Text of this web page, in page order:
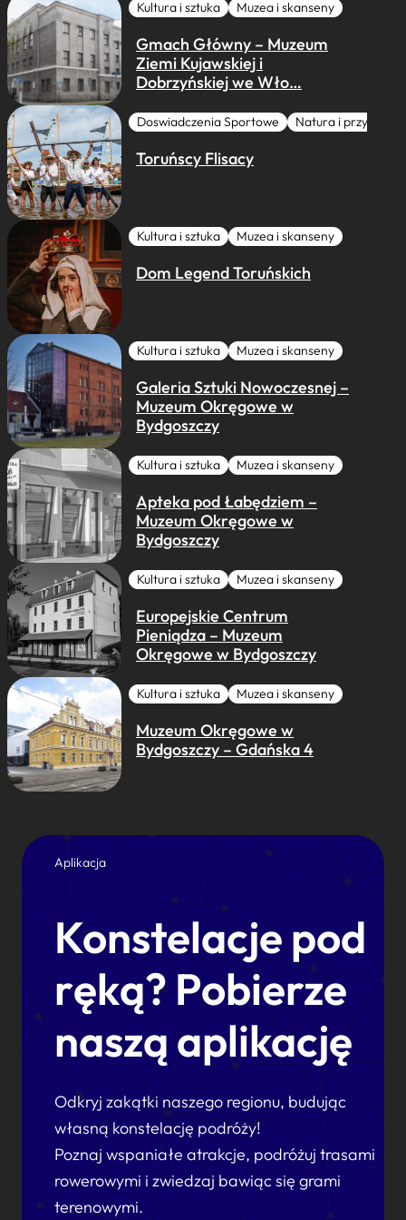
Kultura i sztuka Muzea i skanseny
Gmach Główny – Muzeum
Ziemi Kujawskiej i
Dobrzyńskiej we Wło…
Doswiadczenia Sportowe Natura i przygoda
Toruńscy Flisacy
Kultura i sztuka Muzea i skanseny
Dom Legend Toruńskich
Kultura i sztuka Muzea i skanseny
Galeria Sztuki Nowoczesnej –
Muzeum Okręgowe w
Bydgoszczy
Kultura i sztuka Muzea i skanseny
Apteka pod Łabędziem –
Muzeum Okręgowe w
Bydgoszczy
Kultura i sztuka Muzea i skanseny
Europejskie Centrum
Pieniądza – Muzeum
Okręgowe w Bydgoszczy
Kultura i sztuka Muzea i skanseny
Muzeum Okręgowe w
Bydgoszczy – Gdańska 4
Aplikacja
Konstelacje pod
ręką? Pobierze
naszą aplikację
Odkryj zakątki naszego regionu, budując
własną konstelację podróży!
Poznaj wspaniałe atrakcje, podróżuj trasami
rowerowymi i zwiedzaj bawiąc się grami
terenowymi.